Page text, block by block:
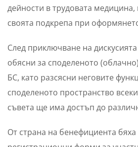
дейности в трудовата
своята подкрепа при
След приключване на
обясни за споделеното
БС, като разсясни неговите
споделеното пространство
съвета ще има достъп до
От страна на бенефициента